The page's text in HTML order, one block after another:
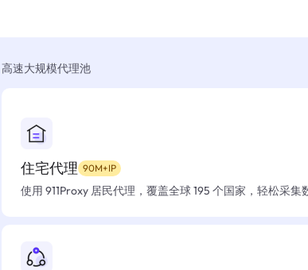
高速大规模代理池
住宅代理 90M+IP
使用 911Proxy 居民代理，覆盖全球 195 个国家，轻松采集